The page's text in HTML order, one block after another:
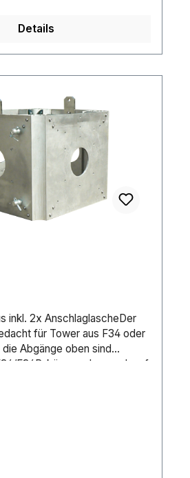
Details
inkl. 2x AnschlaglascheDer
für Tower aus F34 oder
Abgänge oben sind
F34P, können aber auch auf